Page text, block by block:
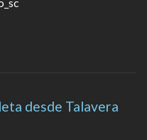
desde Talavera